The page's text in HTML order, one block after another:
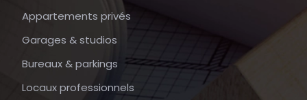
Appartements privés
Garages & studios
Bureaux & parkings
Locaux professionnels